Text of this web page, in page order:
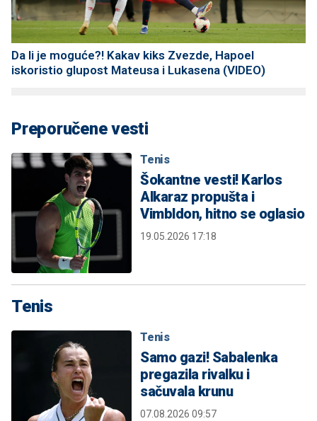
Da li je moguće?! Kakav kiks Zvezde, Hapoel
iskoristio glupost Mateusa i Lukasena (VIDEO)
Preporučene vesti
Tenis
Šokantne vesti! Karlos
Alkaraz propušta i
Vimbldon, hitno se oglasio
19.05.2026 17:18
Tenis
Tenis
Samo gazi! Sabalenka
pregazila rivalku i
sačuvala krunu
07.08.2026 09:57